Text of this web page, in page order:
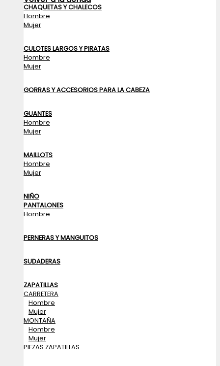
CHAQUETAS Y CHALECOS
Hombre
Mujer
CULOTES LARGOS Y PIRATAS
Hombre
Mujer
GORRAS Y ACCESORIOS PARA LA CABEZA
GUANTES
Hombre
Mujer
MAILLOTS
Hombre
Mujer
NIÑO
PANTALONES
Hombre
PERNERAS Y MANGUITOS
SUDADERAS
ZAPATILLAS
CARRETERA
Hombre
Mujer
MONTAÑA
Hombre
Mujer
PIEZAS ZAPATILLAS